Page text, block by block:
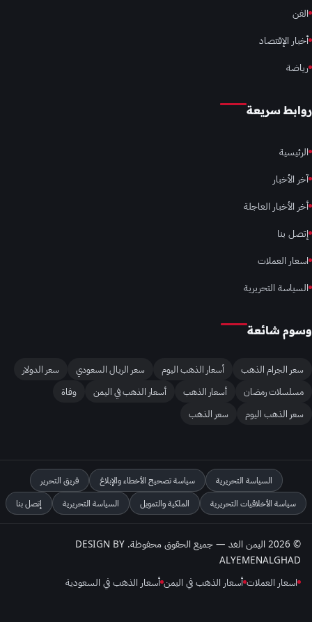
الفن
أخبار الإقتصاد
رياضة
روابط سريعة
الرئيسية
آخر الأخبار
أخر الأخبار العاجلة
إتصل بنا
اسعار العملات
السياسة التحريرية
وسوم شائعة
سعر الجرام الذهب أسعار الذهب اليوم سعر الريال السعودي
سعر الدولار
مسلسلات رمضان
أسعار الذهب أسعار الذهب في اليمن
وفاة
سعر الذهب اليوم
سعر الذهب
السياسة التحريرية سياسة تصحيح الأخطاء والإبلاغ
فريق التحرير
سياسة الأخلاقيات التحريرية
الملكية والتمويل السياسة التحريرية إتصل بنا
© 2026 اليمن الغد — جميع الحقوق محفوظة. DESIGN BY
ALYEMENALGHAD
اسعار العملات أسعار الذهب في اليمن أسعار الذهب في السعودية